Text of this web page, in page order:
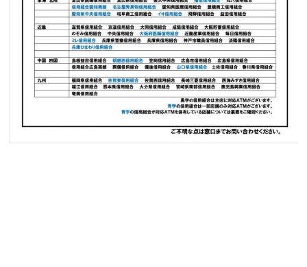
マネー・ローンダリング、テロ資金供与及び拡散金融対策
に係る基本方針
利益相反管理方針
反社会的勢力に対する基本方針
中小企業者等の金融円滑化基本方針